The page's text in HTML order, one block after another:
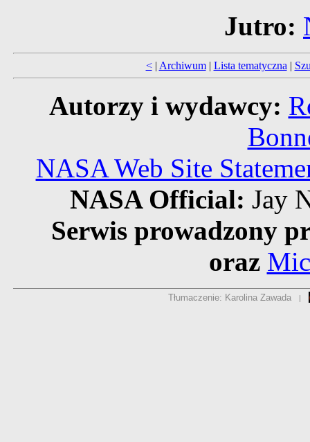
Jutro:
<| Archiwum| Lista tematyczna |
Autorzy i wydawcy:
NASA Web Site
NASA Official: Jay
Serwis prowadzony
oraz
Tłumaczenie: Karolina Zawada